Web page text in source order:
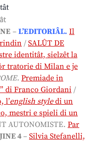
– L’EDITORIÂL. Il
/ SALÛT DE
identitât, sielzêt la
tratorie di Milan e je
Premiade in
di Franco Giordani /
l’english styledi un
mestri e spieli di un
AUTONOMISTE. Par
4– Silvia Stefanelli,